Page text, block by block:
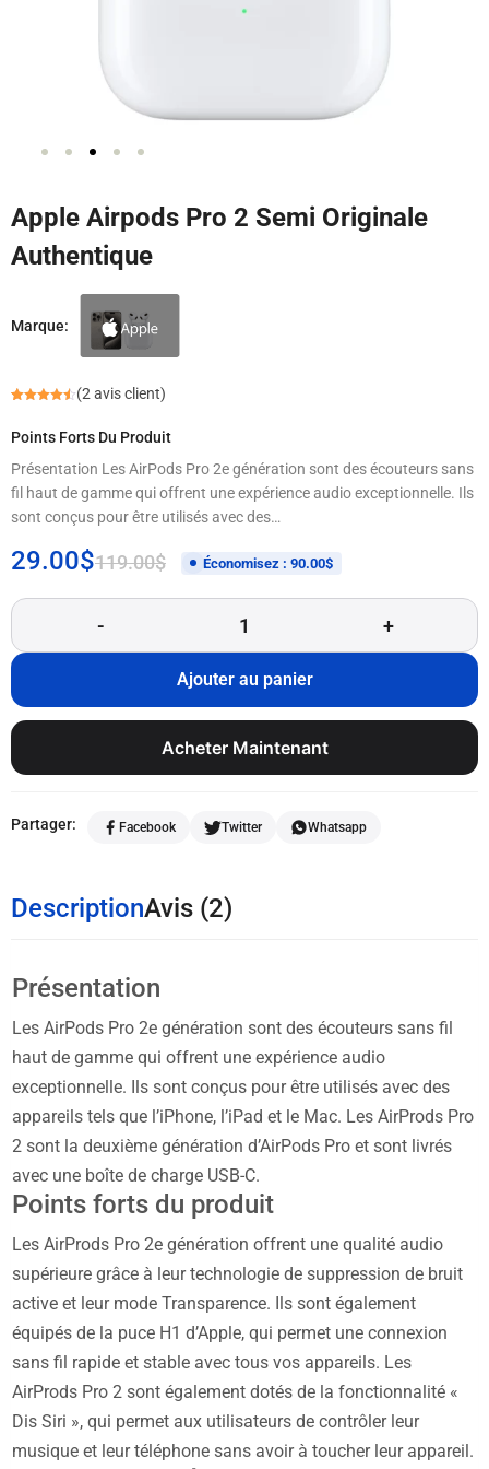
Apple Airpods Pro 2 Semi Originale
Authentique
Marque:
basé
notations
client
(2avis client)
Points Forts Du Produit
Présentation Les AirPods Pro 2e génération sont des écouteurs sans
fil haut de gamme qui offrent une expérience audio exceptionnelle. Ils
sont conçus pour être utilisés avec des…
119.00$
29.00$ Économisez : 90.00$
Ajouter au panier
Acheter Maintenant
Partager: Facebook Twitter Whatsapp
DescriptionAvis (2)
Présentation
Les AirPods Pro 2e génération sont des écouteurs sans fil
haut de gamme qui offrent une expérience audio
exceptionnelle. Ils sont conçus pour être utilisés avec des
appareils tels que l’iPhone, l’iPad et le Mac. Les AirProds Pro
2 sont la deuxième génération d’AirPods Pro et sont livrés
avec une boîte de charge USB-C.
Points forts du produit
Les AirProds Pro 2e génération offrent une qualité audio
supérieure grâce à leur technologie de suppression de bruit
active et leur mode Transparence. Ils sont également
équipés de la puce H1 d’Apple, qui permet une connexion
sans fil rapide et stable avec tous vos appareils. Les
AirProds Pro 2 sont également dotés de la fonctionnalité «
Dis Siri », qui permet aux utilisateurs de contrôler leur
musique et leur téléphone sans avoir à toucher leur appareil.